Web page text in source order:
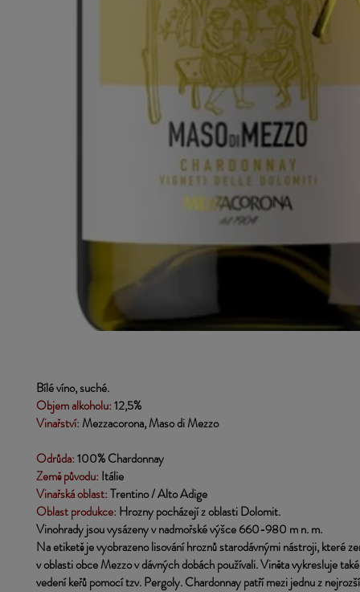
Bílé víno, suché.
Objem alkoholu:12,5%
Vinařství: Mezzacorona, Maso di Mezzo
Odrůda:100% Chardonnay
Země původu: Itálie
Vinařská oblast:Trentino / Alto Adige
Oblast produkce: Hrozny pocházejí z oblasti Dolomit.
Vinohrady jsou vysázeny v nadmořské výšce 660-980 m n. m.
Na etiketě je vyobrazeno lisování hroznů starodávnými nástroji, které
v oblasti obce Mezzo v dávných dobách používali. Viněta vykresluje
vedení keřů pomocí tzv. Pergoly. Chardonnay patří mezi jednu z